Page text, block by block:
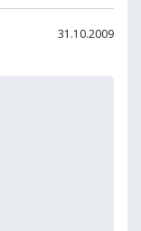
31.10.2009